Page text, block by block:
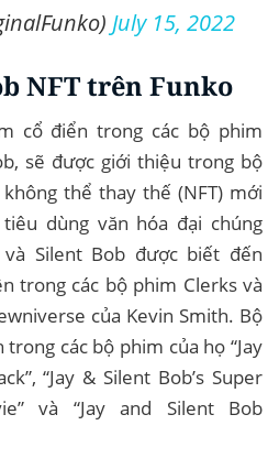
July 15, 2022
NFT trên Funko
cổ điển trong các bộ phim
sẽ được giới thiệu trong bộ
thể thay thế (NFT) mới
dùng văn hóa đại chúng
và Silent Bob được biết đến
trong các bộ phim Clerks và
của Kevin Smith. Bộ
các bộ phim của họ “Jay
“Jay & Silent Bob’s Super
và “Jay and Silent Bob